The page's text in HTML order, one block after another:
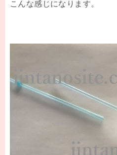
こんな感じになります。